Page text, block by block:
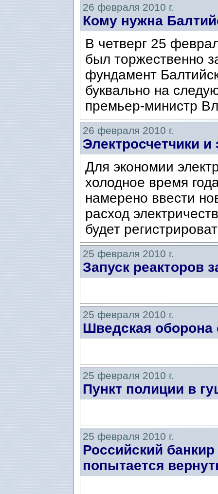
26 февраля 2010 г.
Кому нужна
В четверг 25
был торжественно
фундамент
буквально на
премьер-министр
26 февраля 2010 г.
Электросчетчики
Для экономии
холодное время
намерено ввести
расход
будет
25 февраля 2010 г.
Запуск реакторов
25 февраля 2010 г.
Шведская оборона
25 февраля 2010 г.
Пункт полиции в
25 февраля 2010 г.
Российский
попытается